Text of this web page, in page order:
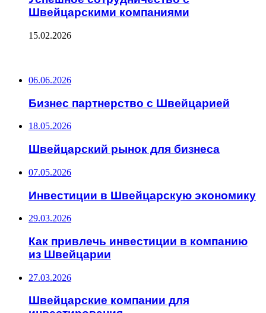
Швейцарскими компаниями
15.02.2026
06.06.2026
Бизнес партнерство с Швейцарией
18.05.2026
Швейцарский рынок для бизнеса
07.05.2026
Инвестиции в Швейцарскую экономику
29.03.2026
Как привлечь инвестиции в компанию
из Швейцарии
27.03.2026
Швейцарские компании для